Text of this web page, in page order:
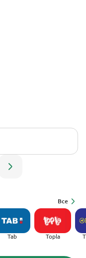
Все
Tab Topla